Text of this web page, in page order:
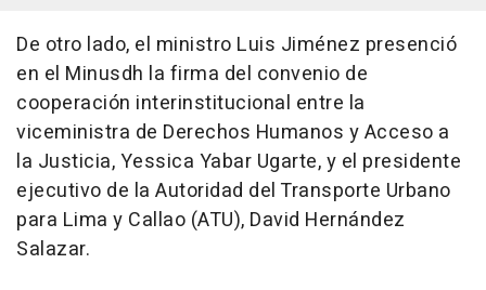
De otro lado, el ministro Luis Jiménez presenció
en el Minusdh la firma del convenio de
cooperación interinstitucional entre la
viceministra de Derechos Humanos y Acceso a
la Justicia, Yessica Yabar Ugarte, y el presidente
ejecutivo de la Autoridad del Transporte Urbano
para Lima y Callao (ATU), David Hernández
Salazar.